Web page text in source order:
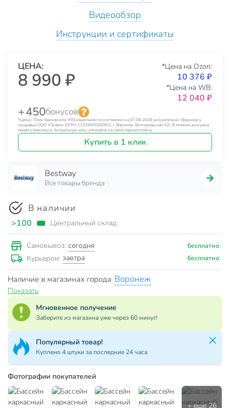
Видеообзор
Инструкции и сертификаты
ЦЕНА:
8 990 ₽
*Цена на Ozon:
10 376 ₽
*Цена на WB:
12 040 ₽
+ 450бонусов
*Цена с Озон банком или WB кошельком по состоянию на 07.08.2026 для региона г. Воронеж у
продавца ООО «Прайм» (ОГРН 1233600006903, г. Воронеж, Волгоградская 32). В течение дня цена
может изменяться. Актуальную цену уточняйте на сайте маркетплейса.
Купить в 1 клик
Bestway
Все товары бренда
В наличии
>100 Центральный склад
Самовывоз: сегодня бесплатно
Курьером: завтра бесплатно
Наличие в магазинах города Воронеж
Показать
Мгновенное получение
Заберите из магазина уже через 60 минут!
Популярный товар!
Куплено 4 штуки за последние 24 часа
Фотографии покупателей